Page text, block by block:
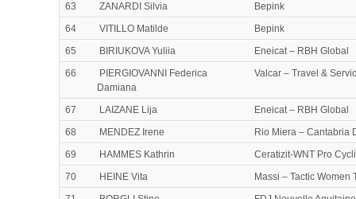
63
ZANARDI Silvia
Bepink
64
VITILLO Matilde
Bepink
65
BIRIUKOVA Yuliia
Eneicat – RBH Global
66
PIERGIOVANNI Federica
Damiana
Valcar – Travel &
67 LAIZANE Lija
Eneicat – RBH Global
68
MENDEZ Irene
Rio Miera – Cantabria
69
HAMMES Kathrin
Ceratizit-WNT Pro
70
HEINE Vita
Massi – Tactic Women